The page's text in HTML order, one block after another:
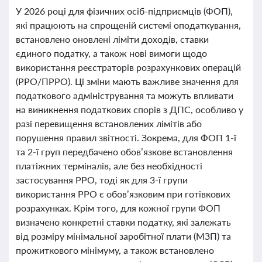
У 2026 році для фізичних осіб-підприємців (ФОП),
які працюють на спрощеній системі оподаткування,
встановлено оновлені ліміти доходів, ставки
єдиного податку, а також нові вимоги щодо
використання реєстраторів розрахункових операцій
(РРО/ПРРО). Ці зміни мають важливе значення для
податкового адміністрування та можуть впливати
на виникнення податкових спорів з ДПС, особливо у
разі перевищення встановлених лімітів або
порушення правил звітності. Зокрема, для ФОП 1-ї
та 2-ї груп передбачено обов’язкове встановлення
платіжних терміналів, але без необхідності
застосування РРО, тоді як для 3-ї групи
використання РРО є обов’язковим при готівкових
розрахунках. Крім того, для кожної групи ФОП
визначено конкретні ставки податку, які залежать
від розміру мінімальної заробітної плати (МЗП) та
прожиткового мінімуму, а також встановлено